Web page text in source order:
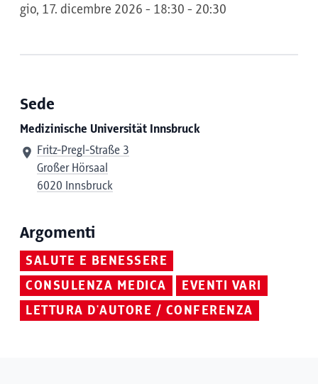
gio, 17. dicembre 2026 - 18:30 - 20:30
Sede
Medizinische Universität Innsbruck
Fritz-Pregl-Straße 3
Großer Hörsaal
6020 Innsbruck
Argomenti
SALUTE E BENESSERE
CONSULENZA MEDICA
EVENTI VARI
LETTURA D'AUTORE / CONFERENZA